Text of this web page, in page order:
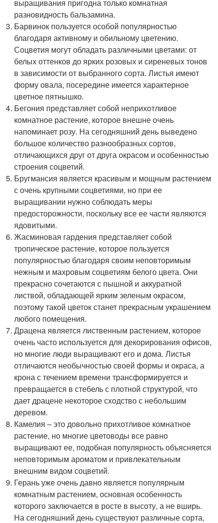
выращивания пригодна только комнатная
разновидность бальзамина.
Барвинок пользуется особой популярностью
благодаря активному и обильному цветению.
Соцветия могут обладать различными цветами: от
белых оттенков до ярких розовых и сиреневых тонов
в зависимости от выбранного сорта. Листья имеют
форму овала, посередине имеется характерное
цветное пятнышко.
Бегония представляет собой неприхотливое
комнатное растение, которое внешне очень
напоминает розу. На сегодняшний день выведено
большое количество разнообразных сортов,
отличающихся друг от друга окрасом и особенностью
строения соцветий.
Бругмансия является красивым и мощным растением
с очень крупными соцветиями, но при ее
выращивании нужно соблюдать меры
предосторожности, поскольку все ее части являются
ядовитыми.
Жасминовая гардения представляет собой
тропическое растение, которое пользуется
популярностью благодаря своим неповторимым
нежным и махровым соцветиям белого цвета. Они
прекрасно сочетаются с пышной и аккуратной
листвой, обладающей ярким зеленым окрасом,
поэтому такой цветок станет прекрасным украшением
любого помещения.
Драцена является лиственным растением, которое
очень часто используется для декорирования офисов,
но многие люди выращивают его и дома. Листья
отличаются необычностью своей формы и окраса, а
крона с течением времени трансформируется и
превращается в стебель с плотной структурой, что
дает драцене некоторое сходство с небольшим
деревом.
Камелия – это довольно прихотливое комнатное
растение, но многие цветоводы все равно
выращивают ее, подобная популярность объясняется
неповторимым ароматом и привлекательным
внешним видом соцветий.
Герань уже очень давно является популярным
комнатным растением, основная особенность
которого заключается в росте в высоту, а не вширь.
На сегодняшний день существуют различные сорта,